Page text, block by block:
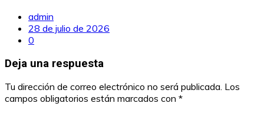
admin
28 de julio de 2026
0
Deja una respuesta
Tu dirección de correo electrónico no será publicada. Los
campos obligatorios están marcados con *